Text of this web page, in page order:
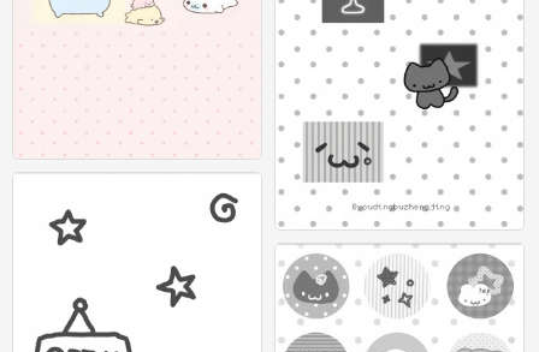
灰色系可爱壁纸 图源：有顶不正经 #插
画壁纸#